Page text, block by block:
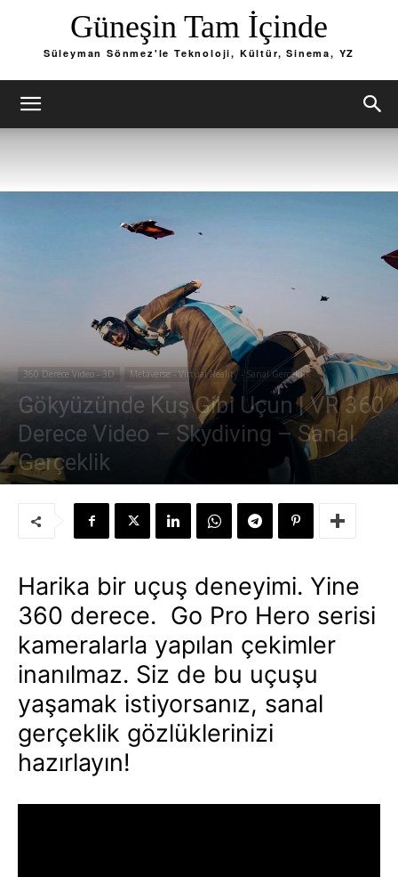
Güneşin Tam İçinde
Süleyman Sönmez'le Teknoloji, Kültür, Sinema, YZ
360 Derece Video - 3D Metaverse - Virtual Reality - Sanal Gerçeklik
Gökyüzünde Kuş Gibi Uçun | VR 360
Derece Video – Skydiving – Sanal
Gerçeklik
Harika bir uçuş deneyimi. Yine
360 derece. Go Pro Hero serisi
kameralarla yapılan çekimler
inanılmaz. Siz de bu uçuşu
yaşamak istiyorsanız, sanal
gerçeklik gözlüklerinizi
hazırlayın!